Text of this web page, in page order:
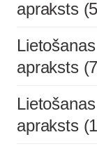
apraksts
apraksts
apraksts